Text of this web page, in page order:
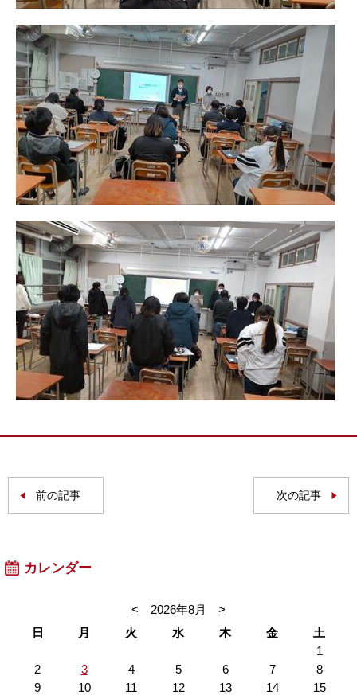
前の記事 次の記事
カレンダー
< 2026年8月
>
日
月 火 水 木 金
土
1
2
3 4 5 6 7
8
9
10 11 12 13 14
15